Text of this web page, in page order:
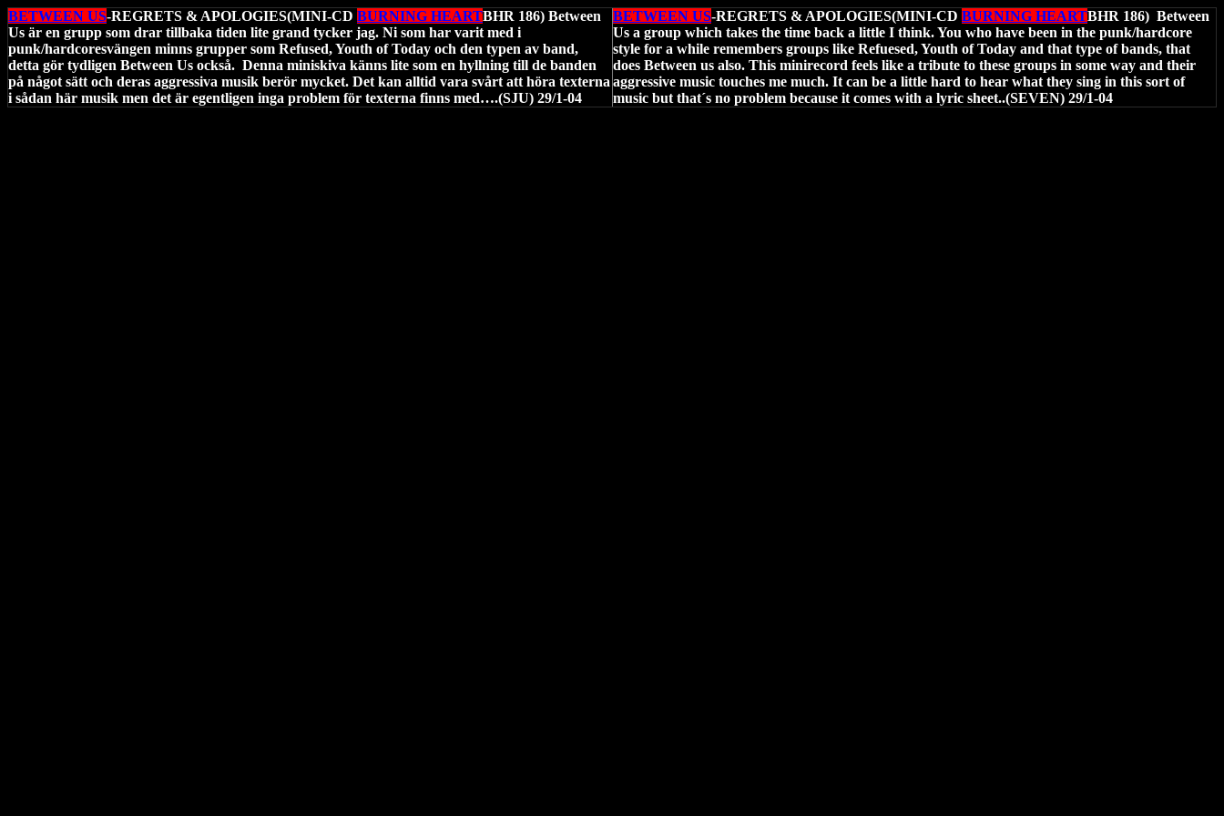
BETWEEN US-REGRETS & APOLOGIES(MINI-CD BURNING HEARTBHR 186) Between
Us är en grupp som drar tillbaka tiden lite grand tycker jag. Ni som har varit med i
punk/hardcoresvängen minns grupper som Refused, Youth of Today och den typen av band,
detta gör tydligen Between Us också. Denna miniskiva känns lite som en hyllning till de banden
på något sätt och deras aggressiva musik berör mycket. Det kan alltid vara svårt att höra texterna
i sådan här musik men det är egentligen inga problem för texterna finns med….(SJU) 29/1-04
BETWEEN US-REGRETS & APOLOGIES(MINI-CD BURNING HEARTBHR 186) Between
Us a group which takes the time back a little I think. You who have been in the punk/hardcore
style for a while remembers groups like Refuesed, Youth of Today and that type of bands, that
does Between us also. This minirecord feels like a tribute to these groups in some way and their
aggressive music touches me much. It can be a little hard to hear what they sing in this sort of
music but that´s no problem because it comes with a lyric sheet..(SEVEN) 29/1-04